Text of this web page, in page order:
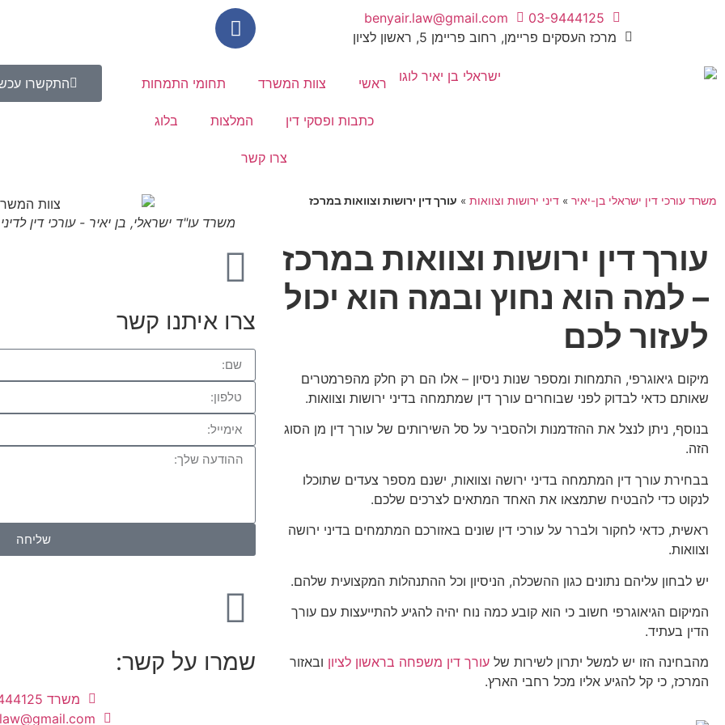
03-9444125
benyair.law@gmail.com
מרכז העסקים פריימן, רחוב פריימן 5, ראשון לציון
ראשי צוות המשרד תחומי התמחות
כתבות ופסקי דין המלצות בלוג
צרו קשר
התקשרו
משרד עורכי דין ישראלי בן-יאיר » דיני ירושות וצוואות » עורך דין ירושות וצוואות במרכז
עורך דין ירושות וצוואות במרכז
– למה הוא נחוץ ובמה הוא יכול
לעזור לכם
מיקום גיאוגרפי, התמחות ומספר שנות ניסיון – אלו הם רק חלק מהפרמטרים
שאותם כדאי לבדוק לפני שבוחרים עורך דין שמתמחה בדיני ירושות וצוואות.
בנוסף, ניתן לנצל את ההזדמנות ולהסביר על סל השירותים של עורך דין מן הסוג
הזה.
בבחירת עורך דין המתמחה בדיני ירושה וצוואות, ישנם מספר צעדים שתוכלו
לנקוט כדי להבטיח שתמצאו את האחד המתאים לצרכים שלכם.
ראשית, כדאי לחקור ולברר על עורכי דין שונים באזורכם המתמחים בדיני ירושה
וצוואות.
יש לבחון עליהם נתונים כגון ההשכלה, הניסיון וכל ההתנהלות המקצועית שלהם.
המיקום הגיאוגרפי חשוב כי הוא קובע כמה נוח יהיה להגיע להתייעצות עם עורך
הדין בעתיד.
מהבחינה הזו יש למשל יתרון לשירות של עורך דין משפחה בראשון לציון ובאזור
המרכז, כי קל להגיע אליו מכל רחבי הארץ.
משרד עו"ד ישראלי, בן יאיר - עורכי דין
צרו איתנו קשר
שליחה
שמרו על קשר:
משרד 03-9444125